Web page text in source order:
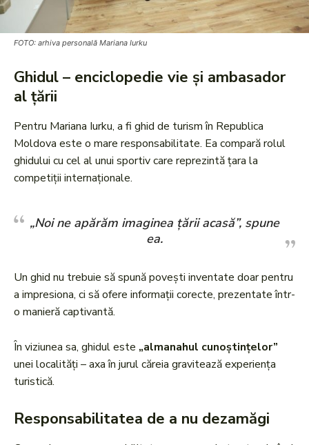
FOTO: arhiva personală Mariana Iurku
Ghidul – enciclopedie vie și ambasador
al țării
Pentru Mariana Iurku, a fi ghid de turism în Republica
Moldova este o mare responsabilitate. Ea compară rolul
ghidului cu cel al unui sportiv care reprezintă țara la
competiții internaționale.
„Noi ne apărăm imaginea țării acasă”, spune
ea.
Un ghid nu trebuie să spună povești inventate doar pentru
a impresiona, ci să ofere informații corecte, prezentate într-
o manieră captivantă.
În viziunea sa, ghidul este „almanahul cunoștințelor”
unei localități – axa în jurul căreia gravitează experiența
turistică.
Responsabilitatea de a nu dezamăgi